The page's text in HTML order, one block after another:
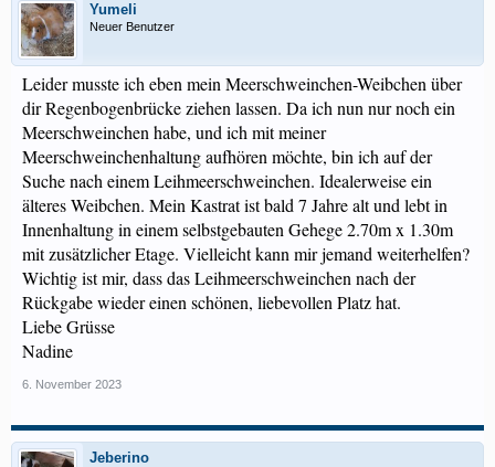
Yumeli
Neuer Benutzer
Leider musste ich eben mein Meerschweinchen-Weibchen über
dir Regenbogenbrücke ziehen lassen. Da ich nun nur noch ein
Meerschweinchen habe, und ich mit meiner
Meerschweinchenhaltung aufhören möchte, bin ich auf der
Suche nach einem Leihmeerschweinchen. Idealerweise ein
älteres Weibchen. Mein Kastrat ist bald 7 Jahre alt und lebt in
Innenhaltung in einem selbstgebauten Gehege 2.70m x 1.30m
mit zusätzlicher Etage. Vielleicht kann mir jemand weiterhelfen?
Wichtig ist mir, dass das Leihmeerschweinchen nach der
Rückgabe wieder einen schönen, liebevollen Platz hat.
Liebe Grüsse
Nadine
6. November 2023
Jeberino